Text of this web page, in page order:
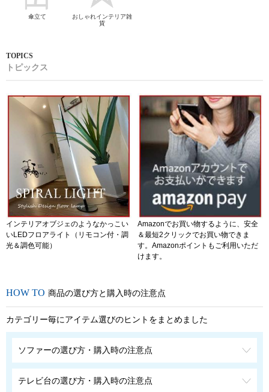
傘立て
おしゃれインテリア雑
貨
トピックス
インテリアオブジェのようなかっこい
いLEDフロアライト（リモコン付・調
光＆調色可能）
Amazonでお買い物するように、安全
＆最短2クリックでお買い物できま
す。Amazonポイントもご利用いただ
けます。
商品の選び方と購入時の注意点
カテゴリー毎にアイテム選びのヒントをまとめました
ソファーの選び方・購入時の注意点
テレビ台の選び方・購入時の注意点